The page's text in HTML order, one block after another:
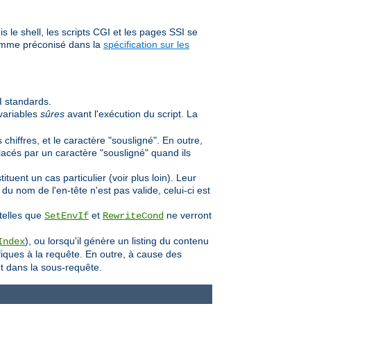
le shell, les scripts CGI et les pages SSI se
préconisé dans la spécification sur les
sûres avant l'exécution du script. La
et le caractère "sousligné". En outre,
par un caractère "sousligné" quand ils
un cas particulier (voir plus loin). Leur
nom de l'en-tête n'est pas valide, celui-ci est
que SetEnvIf et RewriteCond ne verront
), ou lorsqu'il génère un listing du contenu
à la requête. En outre, à cause des
dans la sous-requête.